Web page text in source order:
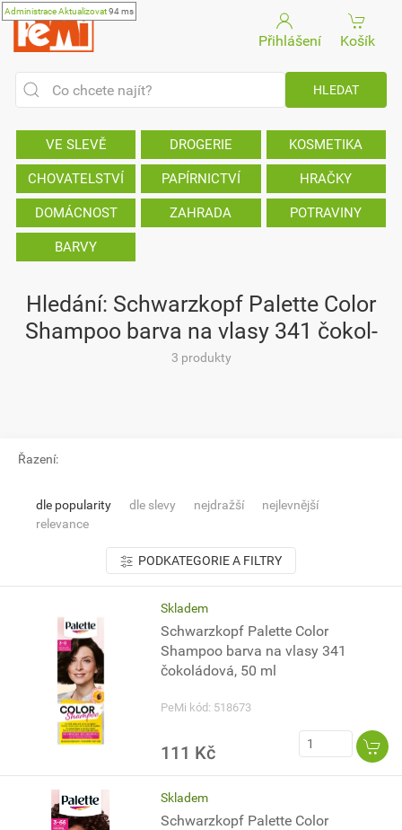
AdministraceAktualizovat94 ms
Přihlášení Košík
VE SLEVĚ DROGERIE KOSMETIKA
CHOVATELSTVÍ PAPÍRNICTVÍ HRAČKY
DOMÁCNOST ZAHRADA POTRAVINY
BARVY
Hledání: Schwarzkopf Palette Color
Shampoo barva na vlasy 341 čokol-
3 produkty
Řazení:
dle popularity dle slevy nejdražší
nejlevnější
relevance
PODKATEGORIE A FILTRY
Skladem
Schwarzkopf Palette Color
Shampoo barva na vlasy 341
čokoládová, 50 ml
PeMi kód: 518673
111 Kč
Skladem
Schwarzkopf Palette Color